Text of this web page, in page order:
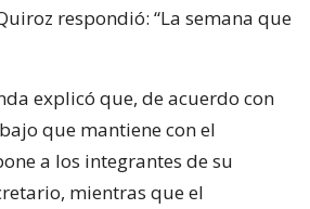
respondió: “La semana que
explicó que, de acuerdo con
que mantiene con el
a los integrantes de su
mientras que el